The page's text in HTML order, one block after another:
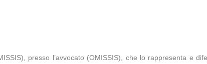
presso l’avvocato (OMISSIS), che lo rappresenta e